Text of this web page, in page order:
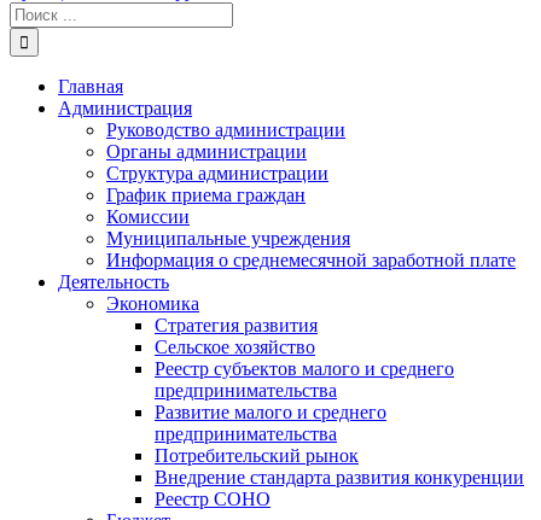
Результат
поиска:
Главная
Администрация
Руководство администрации
Органы администрации
Структура администрации
График приема граждан
Комиссии
Муниципальные учреждения
Информация о среднемесячной заработной плате
Деятельность
Экономика
Стратегия развития
Сельское хозяйство
Реестр субъектов малого и среднего
предпринимательства
Развитие малого и среднего
предпринимательства
Потребительский рынок
Внедрение стандарта развития конкуренции
Реестр СОНО